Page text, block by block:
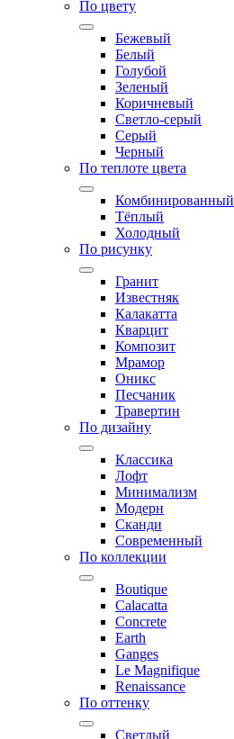
По цвету
Бежевый
Белый
Голубой
Зеленый
Коричневый
Светло-серый
Серый
Черный
По теплоте цвета
Комбинированный
Тёплый
Холодный
По рисунку
Гранит
Известняк
Калакатта
Кварцит
Композит
Мрамор
Оникс
Песчаник
Травертин
По дизайну
Классика
Лофт
Минимализм
Модерн
Сканди
Современный
По коллекции
Boutique
Calacatta
Concrete
Earth
Ganges
Le Magnifique
Renaissance
По оттенку
Светлый